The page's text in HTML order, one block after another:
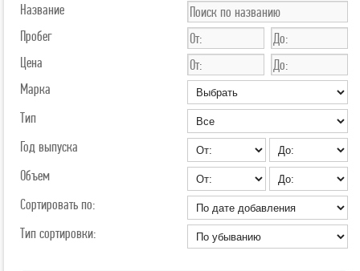
Название
Пробег
Цена
Марка
Тип
Год выпуска
Объем
Сортировать по:
Тип сортировки: